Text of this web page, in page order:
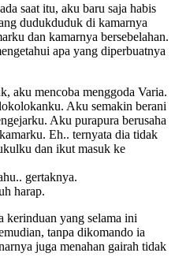
saat itu, aku baru saja habis
dudukduduk di kamarnya
dan kamarnya bersebelahan.
apa yang diperbuatnya
aku mencoba menggoda Varia.
Aku semakin berani
Aku purapura berusaha
Eh.. ternyata dia tidak
dan ikut masuk ke
gertaknya.
harap.
kerinduan yang selama ini
tanpa dikomando ia
juga menahan gairah tidak